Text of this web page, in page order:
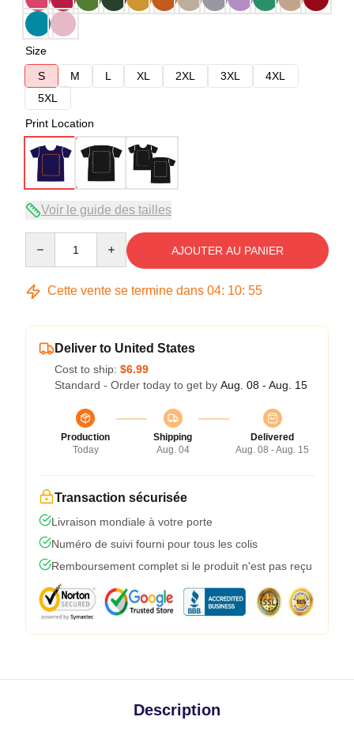
Size
S
M L XL 2XL 3XL
4XL
5XL
Print Location
Voir le guide des tailles
AJOUTER AU PANIER
Cette vente se termine dans 04: 10: 54
Deliver to United States
Cost to ship: $6.99
Standard - Order today to get by Aug. 08 - Aug. 15
Production
Today
Shipping
Aug. 04
Delivered
Aug. 08 - Aug. 15
Transaction sécurisée
Livraison mondiale à votre porte
Numéro de suivi fourni pour tous les colis
Remboursement complet si le produit n'est pas reçu
Description